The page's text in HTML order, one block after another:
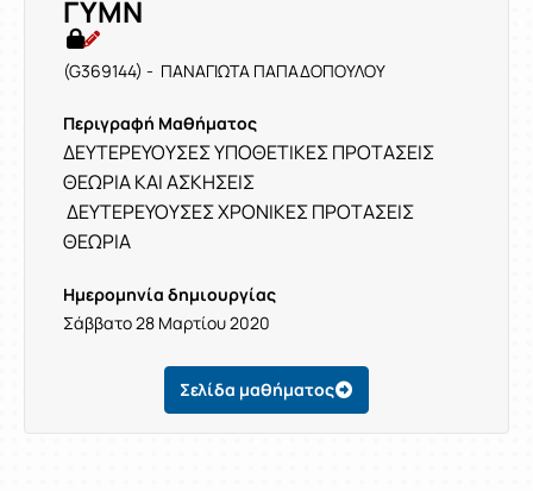
ΓΥΜΝ
(G369144) - ΠΑΝΑΓΙΩΤΑ ΠΑΠΑΔΟΠΟΥΛΟΥ
Περιγραφή Μαθήματος
ΔΕΥΤΕΡΕΥΟΥΣΕΣ ΥΠΟΘΕΤΙΚΕΣ ΠΡΟΤΑΣΕΙΣ
ΘΕΩΡΙΑ ΚΑΙΑΣΚΗΣΕΙΣ
ΔΕΥΤΕΡΕΥΟΥΣΕΣ ΧΡΟΝΙΚΕΣ ΠΡΟΤΑΣΕΙΣ
ΘΕΩΡΙΑ
Ημερομηνία δημιουργίας
Σάββατο 28 Μαρτίου 2020
Σελίδα μαθήματος